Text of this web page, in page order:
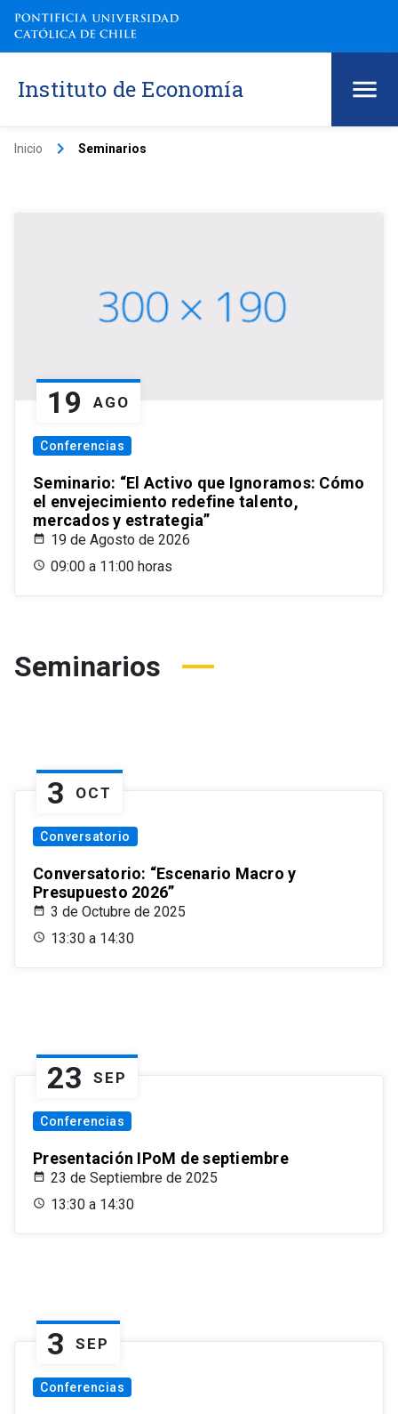
Instituto de Economía
Inicio keyboard_arrow_right Seminarios
19 AGO
Conferencias
Seminario: “El Activo que Ignoramos: Cómo
el envejecimiento redefine talento,
mercados y estrategia”
19 de Agosto de 2026
09:00 a 11:00 horas
Seminarios
3 OCT
Conversatorio
Conversatorio: “Escenario Macro y
Presupuesto 2026”
3 de Octubre de 2025
13:30 a 14:30
23 SEP
Conferencias
Presentación IPoM de septiembre
23 de Septiembre de 2025
13:30 a 14:30
3 SEP
Conferencias